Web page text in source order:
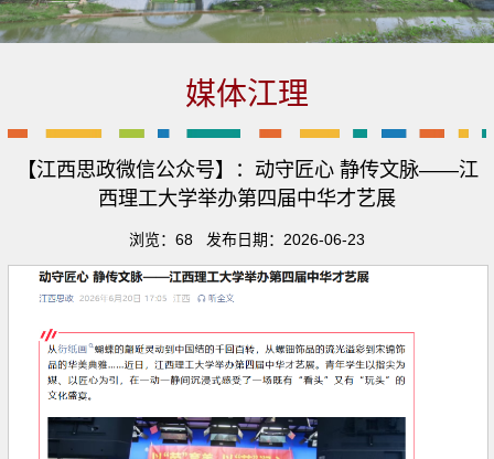
媒体江理
【江西思政微信公众号】：动守匠心 静传文脉——江
西理工大学举办第四届中华才艺展
浏览： 68 发布日期：2026-06-23